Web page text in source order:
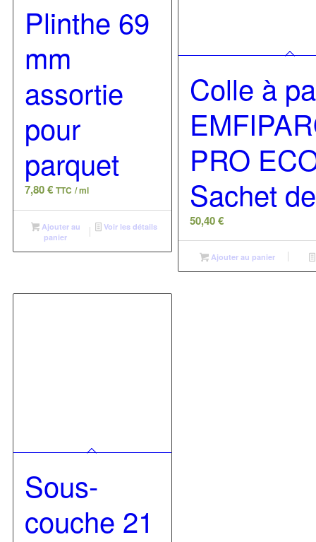
Plinthe 69
mm
assortie
pour
parquet
7,80€ TTC / ml
Ajouter au
panier
Voir les détails
Colle à
PRO
Sachet
50,40€
Ajouter au panier
Sous-
couche 21